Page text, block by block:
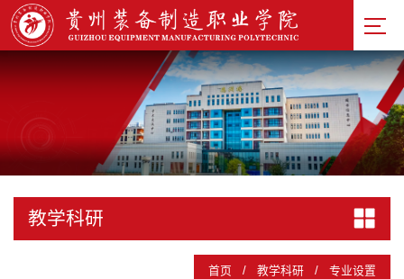
基础教
学部
校训
校园
风貌
教学科研
首页 / 教学科研 / 专业设置